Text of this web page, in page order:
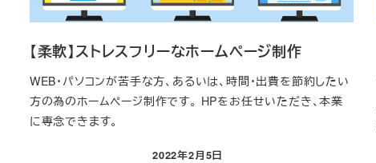
【柔軟】ストレスフリーなホームページ制作
WEB・パソコンが苦手な方、あるいは、時間・出費を節約したい
方の為のホームページ制作です。 HPをお任せいただき、本業
に専念できます。
2022年2月5日